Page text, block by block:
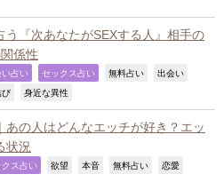
う『次あなたがSEXする人』相手の
係性
い占い セックス占い 無料占い 出会い
び 身近な異性
あの人はどんなエッチが好き？エッ
状況
クス占い 欲望 本音 無料占い 恋愛